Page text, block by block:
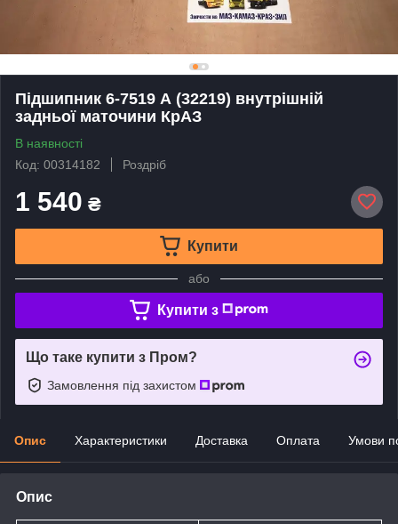
Підшипник 6-7519 А (32219) внутрішній
задньої маточини КрАЗ
В наявності
Код: 00314182
Роздріб
1 540 ₴
Купити
або
Купити з
Що таке купити з Пром?
Замовлення під захистом
Опис Характеристики Доставка Оплата Умови
Опис